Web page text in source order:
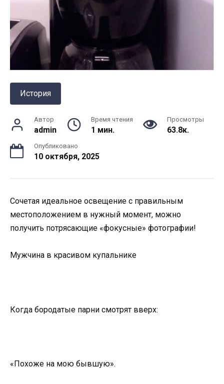
История
Автор
admin
Время чтения
1 мин.
Просмотры
63.8к.
Опубликовано
10 октября, 2025
Сочетая идеальное освещение с правильным
местоположением в нужный момент, можно
получить потрясающие «фокусные» фотографии!
Мужчина в красивом купальнике
Когда бородатые парни смотрят вверх:
«Похоже на мою бывшую».